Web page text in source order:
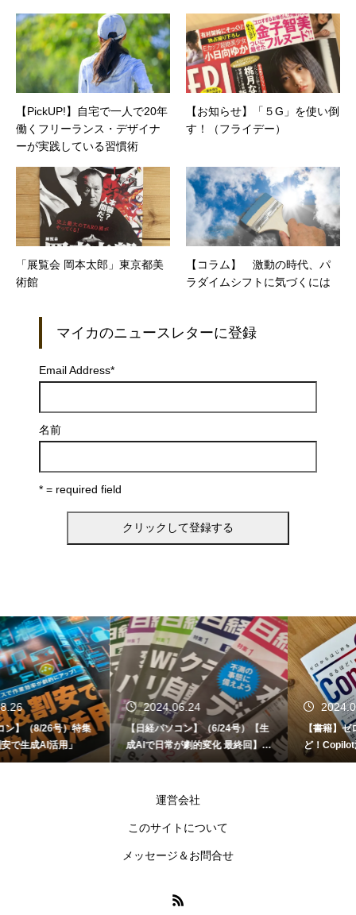
【PickUP!】自宅で一人で20年
働くフリーランス・デザイナ
ーが実践している習慣術
【お知らせ】「５G」を使い倒
す！（フライデー）
「展覧会 岡本太郎」東京都美
術館
【コラム】 激動の時代、パ
ラダイムシフトに気づくには
マイカのニュースレターに登録
Email Address*
名前
* = required field
2024.06.24
【日経パソコン】（6/24号）【生
成AIで日常が劇的変化 最終回】 A
I時代のアプリケーション／サービ
2024.06.12
【書籍】ゼロからはじめる なるほ
ど！Copilot活用術（技術評論社）
運営会社
このサイトについて
メッセージ＆お問合せ